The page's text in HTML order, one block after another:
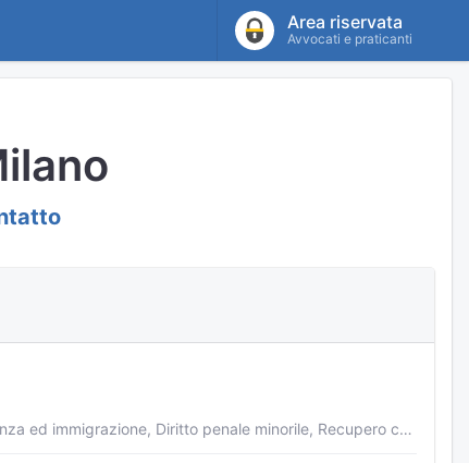
Area riservata
Avvocati e praticanti
Diritto penale, Diritto amministrativo, Gratuito patrocinio, Diritto del lavoro, Cittadinanza ed immigrazione, Diritto penale minorile, Recupero crediti, Liti condominiali, Malasanità